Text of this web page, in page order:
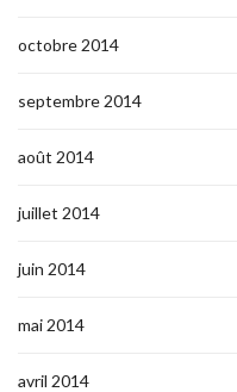
octobre 2014
septembre 2014
août 2014
juillet 2014
juin 2014
mai 2014
avril 2014